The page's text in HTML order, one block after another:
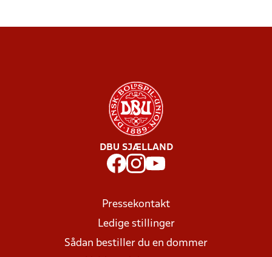
DBU SJÆLLAND
Pressekontakt
Ledige stillinger
Sådan bestiller du en dommer